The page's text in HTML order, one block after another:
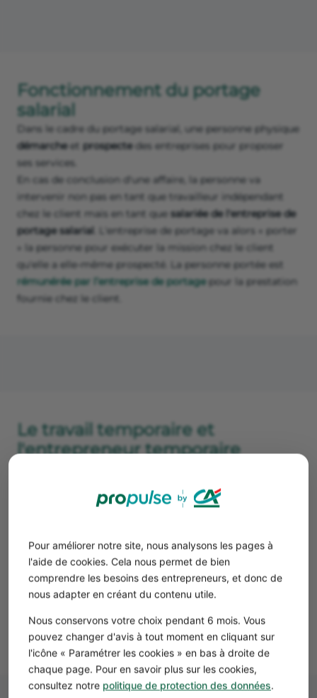
Pour améliorer notre site, nous analysons les pages à
l'aide de cookies. Cela nous permet de bien
comprendre les besoins des entrepreneurs, et donc de
nous adapter en créant du contenu utile.
Nous conservons votre choix pendant 6 mois. Vous
pouvez changer d'avis à tout moment en cliquant sur
l'icône « Paramétrer les cookies » en bas à droite de
chaque page. Pour en savoir plus sur les cookies,
consultez notre politique de protection des données.
Fonctionnement du portage
salarial
Dans le cadre du portage salarial, une personne physique
démarcheet prospectedes entreprises pour proposer
ses services.
En cas de conclusion d'une affaire, la personne va
intervenir non pas en tant que travailleur indépendant
chez le client mais en tant que salariée de l'entreprise de
portage salarial . L'entreprise de portage va alors « porter
» la personne pour exécuter la mission chez le client
qu'elle a elle-même prospecté. La personne portée est
rémunérée par l’entreprise de portagepour la prestation
fournie chez le client.
Le travail temporaire et
l'entrepreneur temporaire
entrepreneur temporaire
👉 Il s'agit d'une personne physique ou morale dont
fonction d’une qualification convenue qu’elle recrute et
rémunère à cet effet.
Bon à savoir
LeCDI est compatible avec le portage salarial